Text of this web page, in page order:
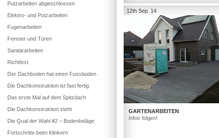
12th Sep. 14
GARTENARBEITEN
Infos folgen!
Putzarbeiten abgeschlossen
Elektro- und Putzarbeiten
Fugenarbeiten
Fenster und Türen
Sanitärarbeiten
Richtfest
Der Dachboden hat einen Fussboden
Die Dachkonstruktion ist fast fertig
Das erste Mal auf dem Spitzdach
Die Dachkonstruktion steht
Die Qual der Wahl #2 – Bodenbeläge
Fortschritte beim Klinkern